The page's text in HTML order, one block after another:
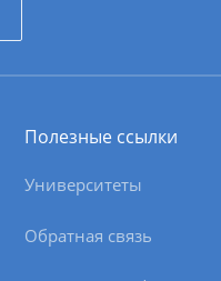
Полезные ссылки
Университеты
Обратная связь